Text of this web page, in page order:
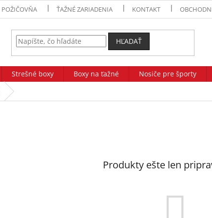
POŽIČOVŇA ŤAŽNÉ ZARIADENIA KONTAKT
HĽADAŤ
Strešné boxy Boxy na ťažné Nosiče pre športy
Produkty ešte len